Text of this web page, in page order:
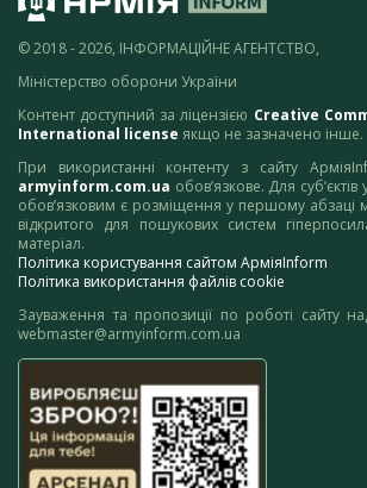
© 2018 - 2026, ІНФОРМАЦІЙНЕ АГЕНТСТВО,
Міністерство оборони України
Контент доступний за ліцензією Creative
International license якщо не зазначено інше.
При використанні контенту з сайту
armyinform.com.ua обов’язкове. Для
обов’язковим є розміщення у першому абзаці
відкритого для пошукових систем
матеріал.
Політика користування сайтом АрміяInform
Політика використання файлів cookie
Зауваження та пропозиції по роботі сайту
webmaster@armyinform.com.ua